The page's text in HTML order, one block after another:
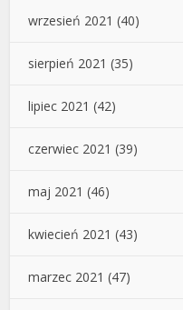
wrzesień 2021 (40)
sierpień 2021 (35)
lipiec 2021 (42)
czerwiec 2021 (39)
maj 2021 (46)
kwiecień 2021 (43)
marzec 2021 (47)